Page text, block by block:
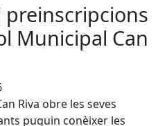
preinscripcions
Municipal Can
Riva obre les seves
puguin conèixer les